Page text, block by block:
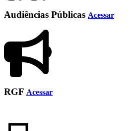
Audiências Públicas Acessar
RGF Acessar